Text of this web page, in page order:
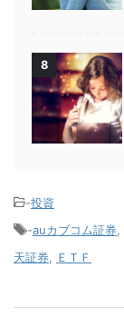
8
-投資
-auカブコム証券
天証券
ＥＴＦ